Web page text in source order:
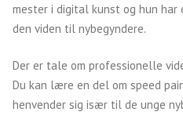
mester i digital kunst og hun
den viden til nybegyndere.
Der er tale om professionelle
Du kan lære en del om speed
henvender sig især til de unge